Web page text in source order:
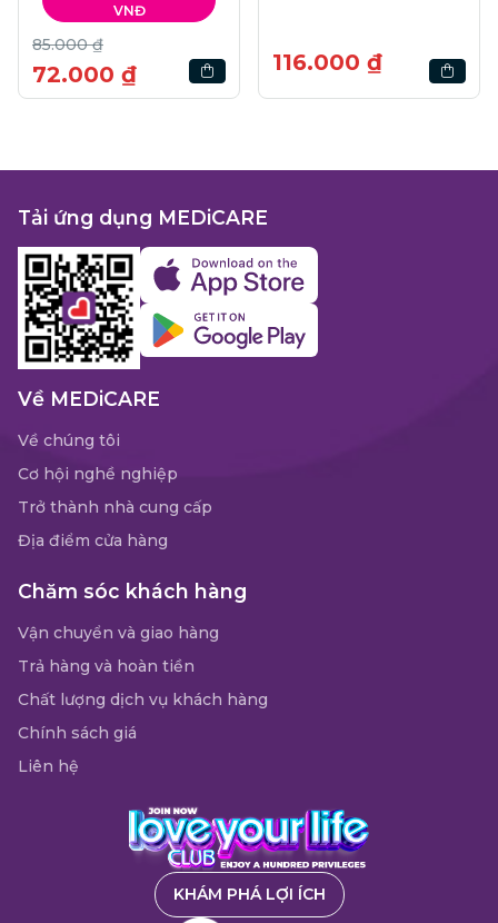
VNĐ
85.000 ₫
72.000 ₫ 116.000 ₫
Tải ứng dụng MEDiCARE
Về MEDiCARE
Về chúng tôi
Cơ hội nghề nghiệp
Trở thành nhà cung cấp
Địa điểm cửa hàng
Chăm sóc khách hàng
Vận chuyển và giao hàng
Trả hàng và hoàn tiền
Chất lượng dịch vụ khách hàng
Chính sách giá
Liên hệ
KHÁM PHÁ LỢI ÍCH